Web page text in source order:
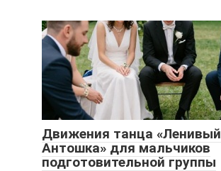
Движения танца «Ленивый
Антошка» для мальчиков
подготовительной группы